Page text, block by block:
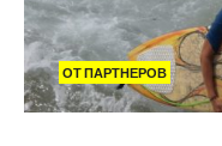
ОТ ПАРТНЕРОВ